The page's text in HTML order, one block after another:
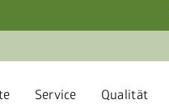
Service Qualität